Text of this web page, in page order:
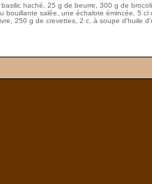
haché, 25 g de beurre, 300 g de
bouillante salée, une échalote émincée, 5 cl
250 g de crevettes, 2 c. à soupe d'huile